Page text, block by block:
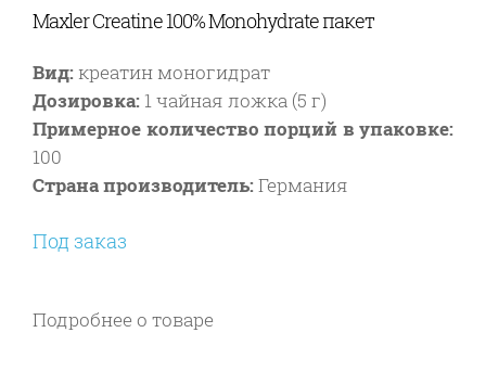
Maxler Creatine 100% Monohydrate пакет
Вид: креатин моногидрат
Дозировка: 1 чайная ложка (5 г)
Примерное количество порций в упаковке:
100
Страна производитель:Германия
Под заказ
Подробнее о товаре